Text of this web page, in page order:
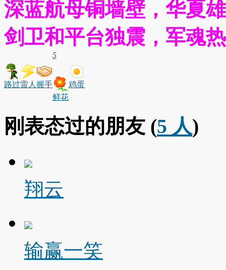
深蓝航母铜墙壁，华夏
剑卫和平台独震，军魂
路过雷人 握手
5
鲜花
鸡蛋
刚表态过的朋友 (5 人)
翔云
输赢一笑